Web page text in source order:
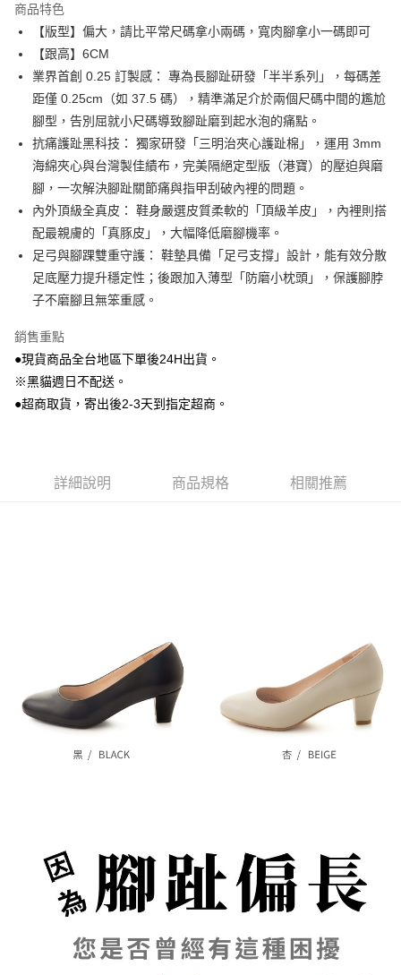
Apple Pay
街口支付
Google Pay
大哥付你分期
相關說明
【大哥付你分期使用說明】
1.本服務由台灣大哥大提供，台灣大哥大用戶可立即使用無須另外申請。
流程，驗證手機門號後，選擇欲分期的期數、繳款截止日，確認付款後即完
成交易。
3.實際核准額度、可分期數及費用金額請依後續交易確認頁面所載為準。
4.訂單成立30分鐘內，如未前往確認交易或遇審核未通過，訂單將自動取
消。如遇「轉專審核」未通過狀況，表示未達大哥付你分期系統評分，恕無
法說明評估內容。
1.分期款項不併入電信帳單，「大哥付你分期」於每月結算日後寄送繳費提
醒簡訊。
2.透過簡訊連結打開帳單後，可選擇「超商條碼／台灣大直營門市／銀行轉
帳／街口支付／iPASS MONEY」等通路繳費。
【注意事項】
2.基於同意付款使用「大哥付你分期」之契約關係目的，商店將以您的個人
資料（包含姓名、電話或地址）提供予台灣大哥大進項蒐集、處理及利用，
AFTEE先享後付
相關說明
【關於「AFTEE先享後付」】
AFTEE先享後付是「在收到商品之後才付款」的支付方式。 讓您購物簡單
便利好安心！
１．簡單：不需註冊會員、不需綁卡、不需儲值。
３．安心：先確認商品／服務後，再付款。
【「AFTEE先享後付」結帳流程】
１．於結帳方式選擇「AFTEE先享後付」後，將跳轉至「AFTEE先享後付」
結帳頁面，進行簡訊認證並確認金額後，即可完成結帳。
２．訂單成立數日內，您將收到繳費通知簡訊。
３．收到繳費通知簡訊後14天內，點擊此簡訊中的連結，可透過四大超商／
※ 交易是否成功請以「AFTEE先享後付 」之結帳頁面顯示為準，若有關於
３．未成年的使用者請事先徵得法定代理人或監護人之同意方可使用
「AFTEE先享後付」，若未經同意申辦者引起之損失，本公司不負相關責
４．使用「AFTEE先享後付」時，將依據個別帳號之用戶狀況，依本公司即
時審查核予不同之上限額度；若仍有額度不足之情形，本公司將視審查結果
請求用戶進行身份認證。
恩沛科技股份有限公司將有權停止該用戶之使用額度並採取法律行動。
ATM付款
貨到付款
全家付款取貨
每筆NT$80，滿NT$799(含以上)免運費
付款後全家取貨
每筆NT$80，滿NT$799(含以上)免運費
付款後門市自取
免運費
商品特色
【版型】偏大，請比平常尺碼拿小兩碼，寬肉腳拿小一碼即可
【跟高】6CM
業界首創 0.25 訂製感： 專為長腳趾研發「半半系列」，每碼差
距僅 0.25cm（如 37.5 碼），精準滿足介於兩個尺碼中間的尷尬
腳型，告別屈就小尺碼導致腳趾磨到起水泡的痛點。
抗痛護趾黑科技： 獨家研發「三明治夾心護趾棉」，運用 3mm
海綿夾心與台灣製佳績布，完美隔絕定型版（港寶）的壓迫與磨
腳，一次解決腳趾關節痛與指甲刮破內裡的問題。
內外頂級全真皮： 鞋身嚴選皮質柔軟的「頂級羊皮」，內裡則搭
配最親膚的「真豚皮」，大幅降低磨腳機率。
足弓與腳踝雙重守護： 鞋墊具備「足弓支撐」設計，能有效分散
足底壓力提升穩定性；後跟加入薄型「防磨小枕頭」，保護腳脖
子不磨腳且無笨重感。
銷售重點
●現貨商品全台地區下單後24H出貨。
※黑貓週日不配送。
●超商取貨，寄出後2-3天到指定超商。
詳細說明 商品規格 相關推薦